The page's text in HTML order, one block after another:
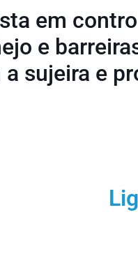
controle
pombos
em
e
a sujeira e